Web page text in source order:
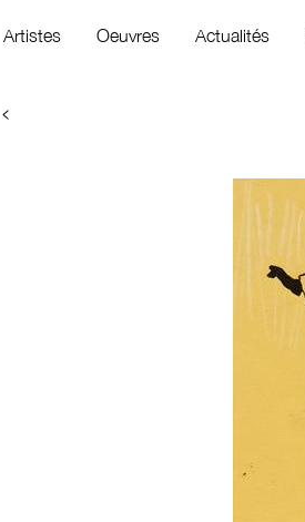
Artistes Oeuvres Actualités
<